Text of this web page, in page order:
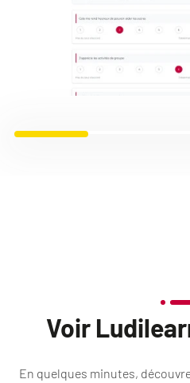
Voir
En quelques minutes,